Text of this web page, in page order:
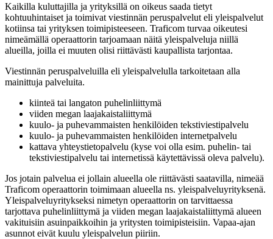
Kaikilla kuluttajilla ja yrityksillä on oikeus saada tietyt
kohtuuhintaiset ja toimivat viestinnän peruspalvelut eli yleispalvelut
kotiinsa tai yrityksen toimipisteeseen. Traficom turvaa oikeutesi
nimeämällä operaattorin tarjoamaan näitä yleispalveluja niillä
alueilla, joilla ei muuten olisi riittävästi kaupallista tarjontaa.
Viestinnän peruspalveluilla eli yleispalvelulla tarkoitetaan alla
mainittuja palveluita.
kiinteä tai langaton puhelinliittymä
viiden megan laajakaistaliittymä
kuulo- ja puhevammaisten henkilöiden tekstiviestipalvelu
kuulo- ja puhevammaisten henkilöiden internetpalvelu
kattava yhteystietopalvelu (kyse voi olla esim. puhelin- tai
tekstiviestipalvelu tai internetissä käytettävissä oleva palvelu).
Jos jotain palvelua ei jollain alueella ole riittävästi saatavilla, nimeää
Traficom operaattorin toimimaan alueella ns. yleispalveluyrityksenä.
Yleispalveluyritykseksi nimetyn operaattorin on tarvittaessa
tarjottava puhelinliittymä ja viiden megan laajakaistaliittymä alueen
vakituisiin asuinpaikkoihin ja yritysten toimipisteisiin. Vapaa-ajan
asunnot eivät kuulu yleispalvelun piiriin.